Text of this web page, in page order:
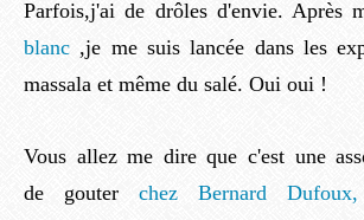
Parfois,j'ai de drôles d'envie. Après
blanc ,je me suis lancée dans les
massala et même du salé. Oui oui !
Vous allez me dire que c'est une
de gouterchez Bernard